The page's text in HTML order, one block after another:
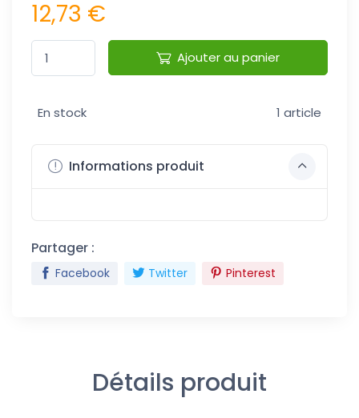
12,73 €
Ajouter au panier
En stock 1 article
Informations produit
Partager :
Facebook Twitter Pinterest
Détails produit